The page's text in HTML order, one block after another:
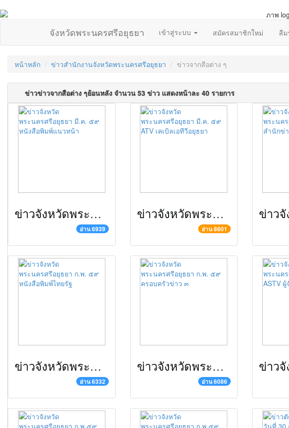
จังหวัดพระนครศรีอยุธยา เข้าสู่ระบบ สมัครสมาชิกใหม่ ลื
หน้าหลัก ข่าวสำนักงานจังหวัดพระนครศรีอยุธยา ข่าวจากสือต่าง ๆ
ข่าวข่าวจากสือต่าง ๆย้อนหลัง จำนวน 53 ข่าว แสดงหน้าละ 40 รายการ
ข่าวจังหวัดพระนครศรีอยุธยา มี.ค. ๕๙ หนังสือพิมพ์แนวหน้า
อ่าน 6939
ข่าวจังหวัดพระนครศรีอยุธยา มี.ค. ๕๙ ATV เคเบิลเอทีวีอยุธยา
อ่าน 8601
ข่าวจังหวัดพระนครศรีอยุธยา ก.พ. ๕๙ หนังสือพิมพ์ไทยรัฐ
อ่าน 6332
ข่าวจังหวัดพระนครศรีอยุธยา ก.พ. ๕๙ ครอบครัวข่าว ๓
อ่าน 6086